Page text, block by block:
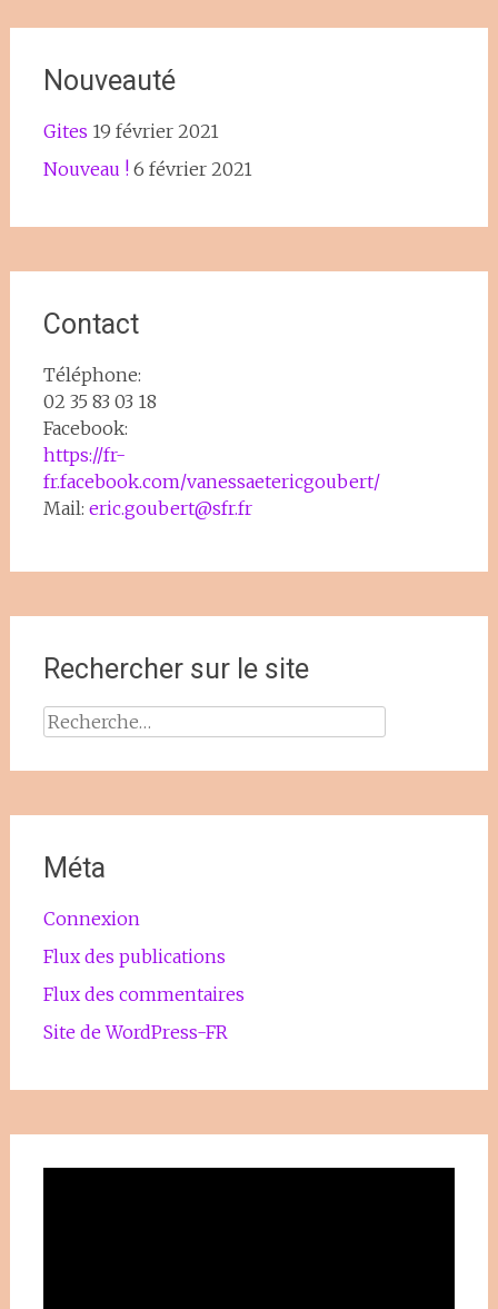
Nouveauté
Gites 19 février 2021
Nouveau ! 6 février 2021
Contact
Téléphone:
02 35 83 03 18
Facebook:
https://fr-
fr.facebook.com/vanessaetericgoubert/
Mail: eric.goubert@sfr.fr
Rechercher sur le site
Rechercher :
Méta
Connexion
Flux des publications
Flux des commentaires
Site de WordPress-FR